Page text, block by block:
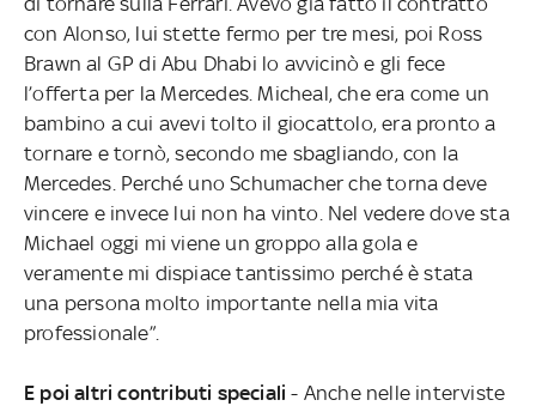
con Alonso, lui stette fermo per tre mesi, poi Ross
Brawn al GP di Abu Dhabi lo avvicinò e gli fece
l’offerta per la Mercedes. Micheal, che era come un
bambino a cui avevi tolto il giocattolo, era pronto a
tornare e tornò, secondo me sbagliando, con la
Mercedes. Perché uno Schumacher che torna deve
vincere e invece lui non ha vinto. Nel vedere dove sta
Michael oggi mi viene un groppo alla gola e
veramente mi dispiace tantissimo perché è stata
una persona molto importante nella mia vita
professionale”.
E poi altri contributi speciali - Anche nelle interviste